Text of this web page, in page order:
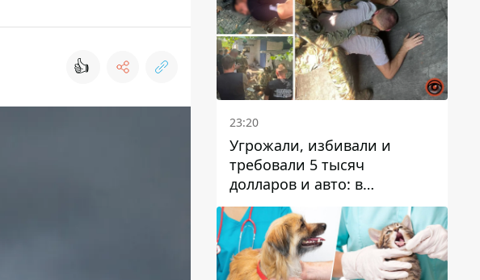
👍
23:20
Угрожали, избивали и
требовали 5 тысяч
долларов и авто: в
Павлограде задержали двух
мужчин